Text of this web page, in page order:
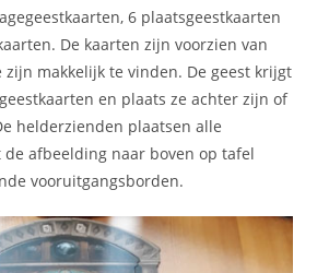
6 plaatsgeestkaarten
De kaarten zijn voorzien van
zijn makkelijk te vinden. De geest krijgt
en plaats ze achter zijn of
helderzienden plaatsen alle
afbeelding naar boven op tafel
vooruitgangsborden.